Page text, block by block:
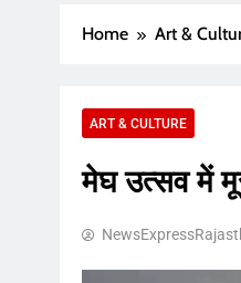
Home Art &
ART & CULTURE
मेघ उत्सव में